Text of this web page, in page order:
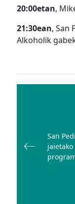
20:00etan,
21:30ean, San
Alkoholik
San
jaietako